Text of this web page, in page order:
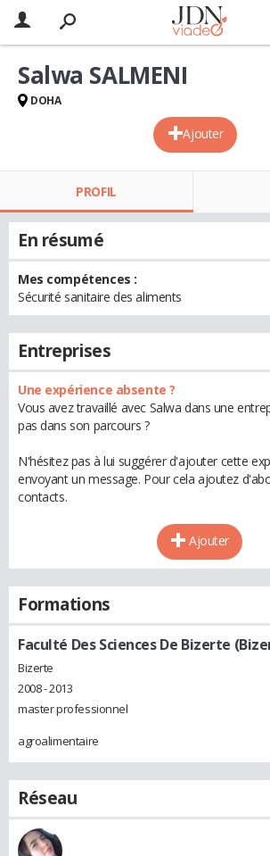
Ajouter
Salwa SALMENI
DOHA
PROFIL
En résumé
Mes compétences :
Sécurité sanitaire des aliments
Entreprises
Une expérience absente ?
Vous avez travaillé avec Salwa dans une
pas dans son parcours ?
N'hésitez pas à lui suggérer d'ajouter cette
envoyant un message. Pour cela ajoutez
contacts.
Ajouter
Formations
Faculté Des Sciences De Bizerte
Bizerte
2008 - 2013
master professionnel
agroalimentaire
Réseau